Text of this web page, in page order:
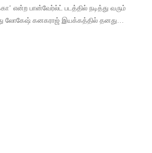
என்ற பான்வேர்ல்ட் படத்தில் நடித்து வரும்
லோகேஷ் கனகராஜ் இயக்கத்தில் தனது